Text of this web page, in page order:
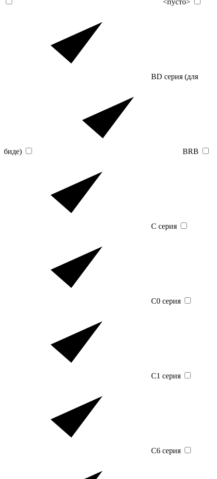
<пусто>
BD серия (для
биде) BRB
C серия
C0 серия
C1 серия
C6 серия